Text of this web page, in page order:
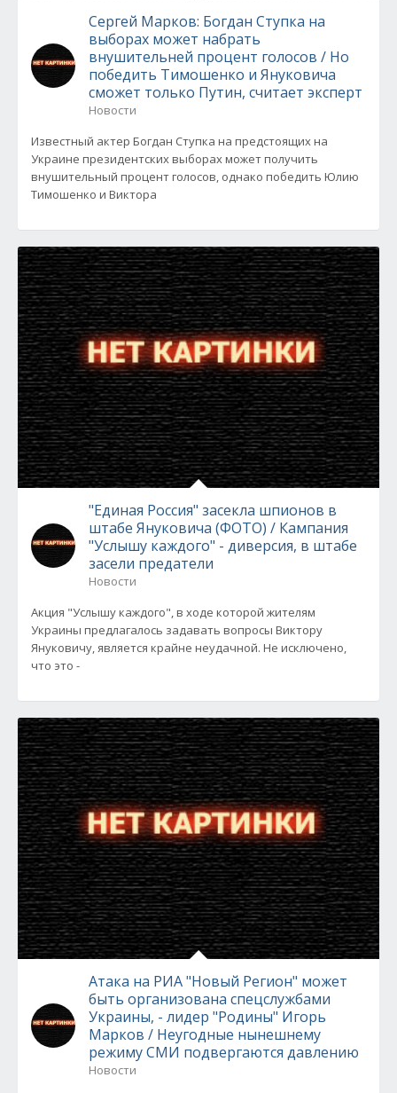
Сергей Марков: Богдан Ступка на
выборах может набрать
внушительней процент голосов / Но
победить Тимошенко и Януковича
сможет только Путин, считает эксперт
Новости
Известный актер Богдан Ступка на предстоящих на
Украине президентских выборах может получить
внушительный процент голосов, однако победить Юлию
Тимошенко и Виктора
"Единая Россия" засекла шпионов в
штабе Януковича (ФОТО) / Кампания
"Услышу каждого" - диверсия, в штабе
засели предатели
Новости
Акция "Услышу каждого", в ходе которой жителям
Украины предлагалось задавать вопросы Виктору
Януковичу, является крайне неудачной. Не исключено,
что это -
Атака на РИА "Новый Регион" может
быть организована спецслужбами
Украины, - лидер "Родины" Игорь
Марков / Неугодные нынешнему
режиму СМИ подвергаются давлению
Новости